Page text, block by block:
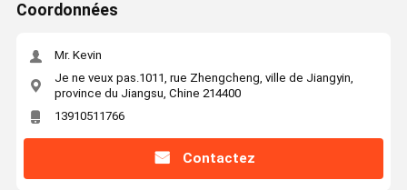
Coordonnées
Mr. Kevin
Je ne veux pas.1011, rue Zhengcheng, ville de Jiangyin,
province du Jiangsu, Chine 214400
13910511766
Contactez